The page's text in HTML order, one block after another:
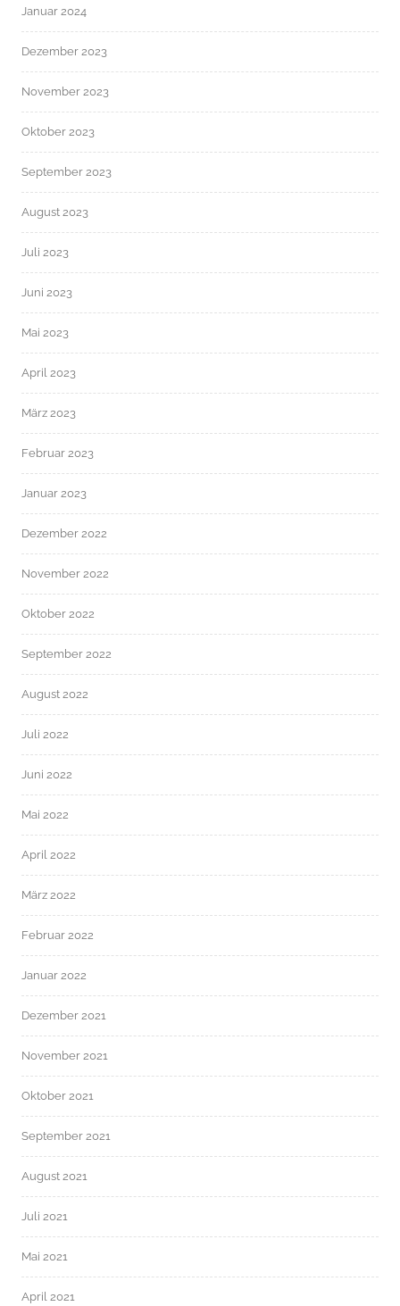
Januar 2024
Dezember 2023
November 2023
Oktober 2023
September 2023
August 2023
Juli 2023
Juni 2023
Mai 2023
April 2023
März 2023
Februar 2023
Januar 2023
Dezember 2022
November 2022
Oktober 2022
September 2022
August 2022
Juli 2022
Juni 2022
Mai 2022
April 2022
März 2022
Februar 2022
Januar 2022
Dezember 2021
November 2021
Oktober 2021
September 2021
August 2021
Juli 2021
Mai 2021
April 2021